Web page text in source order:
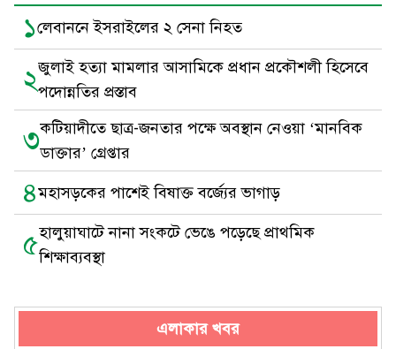
১লেবাননে ইসরাইলের ২ সেনা নিহত
২জুলাই হত্যা মামলার আসামিকে প্রধান প্রকৌশলী হিসেবে
পদোন্নতির প্রস্তাব
৩কটিয়াদীতে ছাত্র-জনতার পক্ষে অবস্থান নেওয়া ‘মানবিক
ডাক্তার’ গ্রেপ্তার
৪মহাসড়কের পাশেই বিষাক্ত বর্জ্যের ভাগাড়
৫হালুয়াঘাটে নানা সংকটে ভেঙে পড়েছে প্রাথমিক
শিক্ষাব্যবস্থা
এলাকার খবর